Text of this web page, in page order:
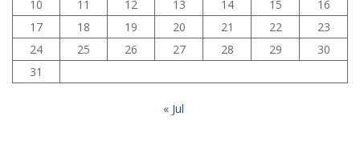
10
11 12 13 14 15
16
17
18 19 20 21 22
23
24
25 26 27 28 29
30
31
« Jul